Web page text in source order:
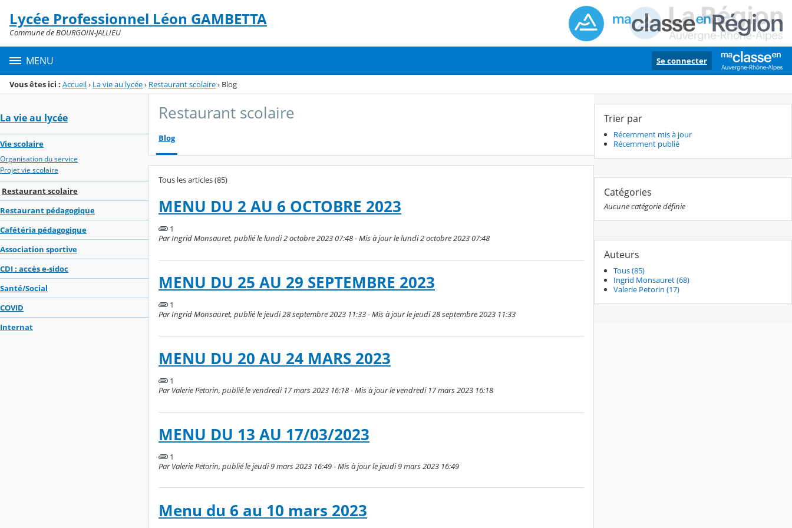
Menu de la rubrique
Contenu
Lycée Professionnel Léon GAMBETTA
Commune de BOURGOIN-JALLIEU
MENU Se connecter
Vous êtes ici : Accueil› La vie au lycée› Restaurant scolaire› Blog
La vie au lycée
Vie scolaire
Organisation du service
Projet vie scolaire
Restaurant scolaire
Restaurant pédagogique
Cafétéria pédagogique
Association sportive
CDI : accès e-sidoc
Santé/Social
COVID
Internat
Restaurant scolaire
Blog
Tous les articles (85)
MENU DU 2 AU 6 OCTOBRE 2023
1
Par Ingrid Monsauret, publié le lundi 2 octobre 2023 07:48 - Mis à jour le lundi 2 octobre 2023 07:48
MENU DU 25 AU 29 SEPTEMBRE 2023
1
Par Ingrid Monsauret, publié le jeudi 28 septembre 2023 11:33 - Mis à jour le jeudi 28 septembre 2023 11:33
MENU DU 20 AU 24 MARS 2023
1
Par Valerie Petorin, publié le vendredi 17 mars 2023 16:18 - Mis à jour le vendredi 17 mars 2023 16:18
MENU DU 13 AU 17/03/2023
1
Par Valerie Petorin, publié le jeudi 9 mars 2023 16:49 - Mis à jour le jeudi 9 mars 2023 16:49
Menu du 6 au 10 mars 2023
Trier par
Récemment mis à jour
Récemment publié
Catégories
Aucune catégorie définie
Auteurs
Tous (85)
Ingrid Monsauret (68)
Valerie Petorin (17)